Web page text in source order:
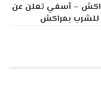
– آسفي تعلن عن
للشرب بمراكش